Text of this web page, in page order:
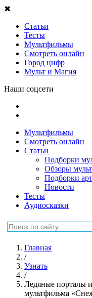
✖
Статьи
Тесты
Мультфильмы
Смотреть онлайн
Город цифр
Мульт и Магия
Наши соцсети
Мультфильмы
Смотреть онлайн
Статьи
Подборки
Обзоры
Подборки
Новости
Тесты
Аудиосказки
Главная
/
Узнать
/
Ледяные порталы
мультфильма